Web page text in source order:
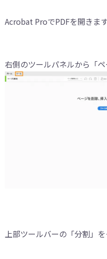
Acrobat ProでPDFを開きます
右側のツールパネルから「ペ
上部ツールバーの「分割」を